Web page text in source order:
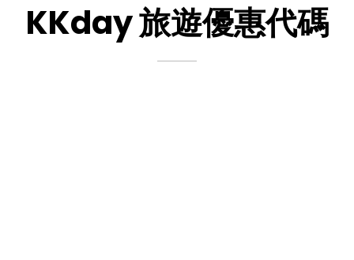
KKday 旅遊優惠代碼